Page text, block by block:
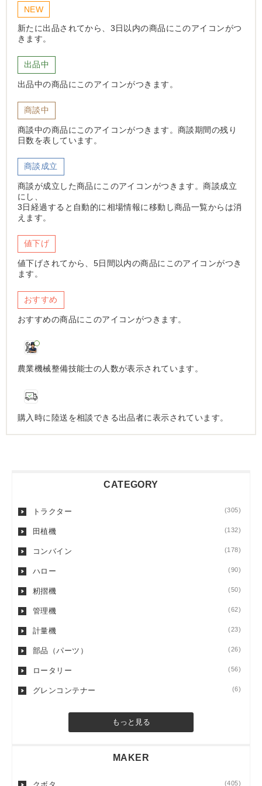
NEW
新たに出品されてから、3日以内の商品にこのアイコンがつ
きます。
出品中
出品中の商品にこのアイコンがつきます。
商談中
商談中の商品にこのアイコンがつきます。商談期間の残り
日数を表しています。
商談成立
商談が成立した商品にこのアイコンがつきます。商談成立
にし、
3日経過すると自動的に相場情報に移動し商品一覧からは消
えます。
値下げ
値下げされてから、5日間以内の商品にこのアイコンがつき
ます。
おすすめ
おすすめの商品にこのアイコンがつきます。
農業機械整備技能士の人数が表示されています。
購入時に陸送を相談できる出品者に表示されています。
CATEGORY
トラクター (305)
田植機 (132)
コンバイン (178)
ハロー (90)
籾摺機 (50)
管理機 (62)
計量機 (23)
部品（パーツ） (26)
ロータリー (56)
グレンコンテナー (6)
もっと見る
MAKER
(405)